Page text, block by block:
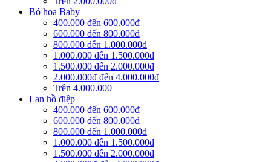
Bó hoa Baby
400.000 đến 600.000đ
600.000 đến 800.000đ
800.000 đến 1.000.000đ
1.000.000 đến 1.500.000đ
1.500.000 đến 2.000.000đ
2.000.000đ đến 4.000.000đ
Trên 4.000.000
Lan hồ điệp
400.000 đến 600.000đ
600.000 đến 800.000đ
800.000 đến 1.000.000đ
1.000.000 đến 1.500.000đ
1.500.000 đến 2.000.000đ